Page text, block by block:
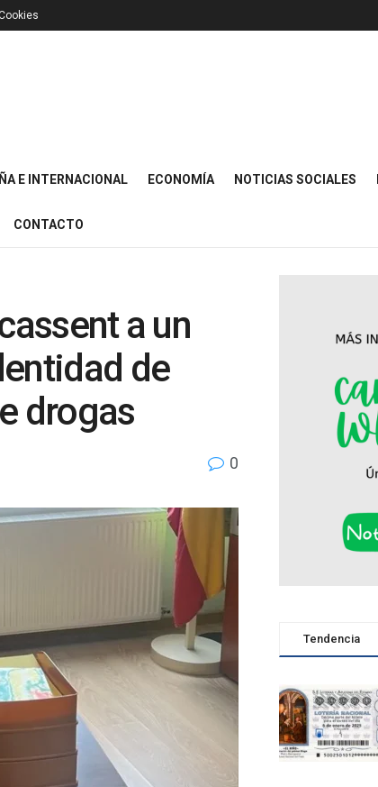
E INTERNACIONAL ECONOMÍA NOTICIAS SOCIALES
CONTACTO
a un
de
drogas
0
Tendencia